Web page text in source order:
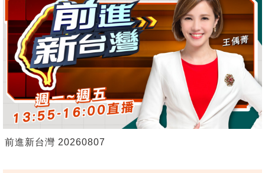
前進新台灣 20260807